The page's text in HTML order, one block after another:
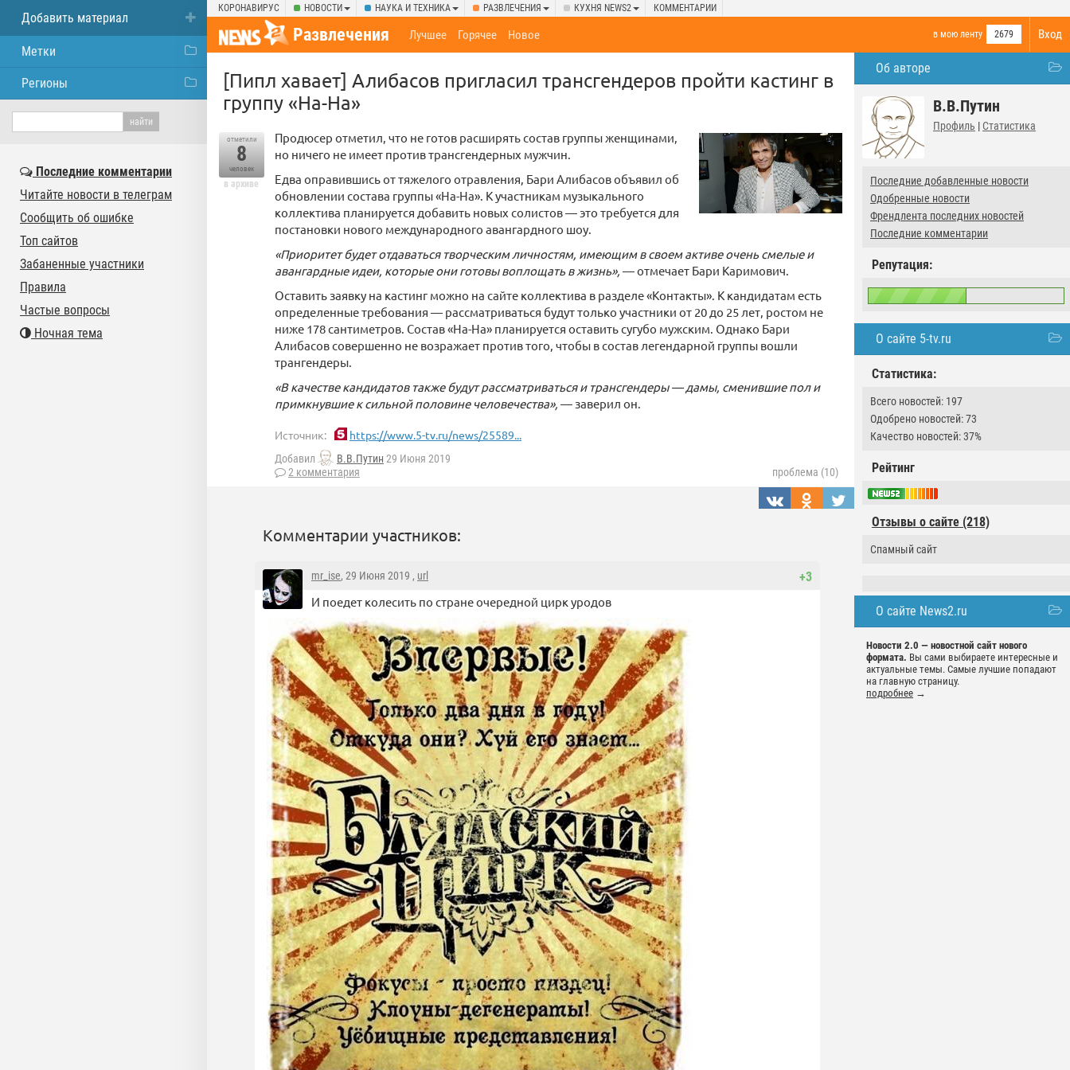
КОРОНАВИРУС НОВОСТИ НАУКА И ТЕХНИКА РАЗВЛЕЧЕНИЯ КУХНЯ NEWS2 КОММЕНТАРИИ
Вход
Развлечения в мою ленту 2679
Лучшее Горячее Новое
Об авторе
В.В.Путин
Профиль | Статистика
Последние добавленные новости
Одобренные новости
Френдлента последних новостей
Последние комментарии
Репутация:
О сайте 5-tv.ru
Статистика:
Всего новостей: 197
Одобрено новостей: 73
Качество новостей: 37%
Рейтинг
Отзывы о сайте (218)
Спамный сайт
О сайте News2.ru
Новости 2.0 — новостной сайт нового
формата. Вы сами выбираете интересные и
актуальные темы. Самые лучшие попадают
на главную страницу.
подробнее →
[Пипл хавает] Алибасов пригласил трансгендеров пройти кастинг в
группу «На-На»
отметили
8
человек
в архиве
Продюсер отметил, что не готов расширять состав группы женщинами,
но ничего не имеет против трансгендерных мужчин.
Едва оправившись от тяжелого отравления, Бари Алибасов объявил об
обновлении состава группы «На-На». К участникам музыкального
коллектива планируется добавить новых солистов — это требуется для
постановки нового международного авангардного шоу.
«Приоритет будет отдаваться творческим личностям, имеющим в своем активе очень смелые и
авангардные идеи, которые они готовы воплощать в жизнь», — отмечает Бари Каримович.
Оставить заявку на кастинг можно на сайте коллектива в разделе «Контакты». К кандидатам есть
определенные требования — рассматриваться будут только участники от 20 до 25 лет, ростом не
ниже 178 сантиметров. Состав «На-На» планируется оставить сугубо мужским. Однако Бари
Алибасов совершенно не возражает против того, чтобы в состав легендарной группы вошли
трангендеры.
«В качестве кандидатов также будут рассматриваться и трансгендеры — дамы, сменившие пол и
примкнувшие к сильной половине человечества», — заверил он.
Источник: https://www.5-tv.ru/news/25589...
Добавил В.В.Путин 29 Июня 2019
2 комментария
проблема (10)
Комментарии участников:
+3
mr_ise, 29 Июня 2019 , url
И поедет колесить по стране очередной цирк уродов
Добавить материал
Метки
Регионы
Последние комментарии
Читайте новости в телеграм
Сообщить об ошибке
Топ сайтов
Забаненные участники
Правила
Частые вопросы
Ночная тема